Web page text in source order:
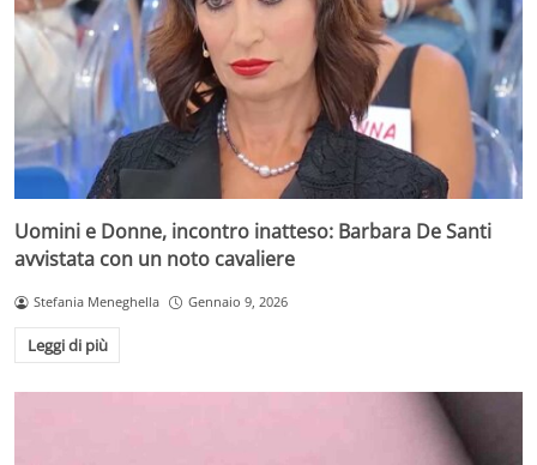
Uomini e Donne, incontro inatteso: Barbara De Santi
avvistata con un noto cavaliere
Stefania Meneghella Gennaio 9, 2026
Leggi di più